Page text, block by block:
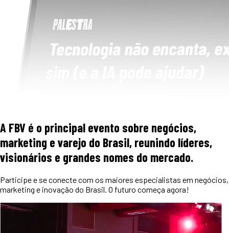
A FBV é o principal evento sobre negócios,
marketing e varejo do Brasil, reunindo líderes,
visionários e grandes nomes do mercado.
Participe e se conecte com os maiores especialistas em negócios,
marketing e inovação do Brasil. O futuro começa agora!